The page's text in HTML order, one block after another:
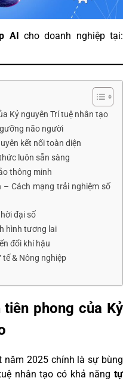
AI cho doanh nghiệp tại:
Kỷ nguyên Trí tuệ nhân tạo
não người
kết nối toàn diện
luôn sẵn sàng
thông minh
Cách mạng trải nghiệm số
đại số
hình tương lai
đổi khí hậu
tế & Nông nghiệp
phong của Kỷ
2025 chính là sự bùng
nhân tạo có khả năngtự